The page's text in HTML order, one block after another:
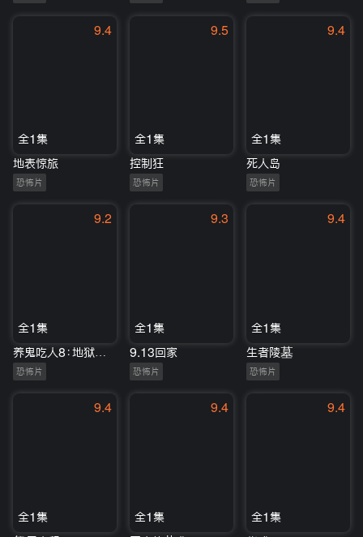
9.4
全1集
地表惊旅
恐怖片
9.5
全1集
控制狂
恐怖片
9.4
全1集
死人岛
恐怖片
9.2
全1集
恐怖片
9.3
全1集
9.13回家
恐怖片
9.4
全1集
生者陵墓
恐怖片
9.4
全1集
9.4
全1集
9.4
全1集